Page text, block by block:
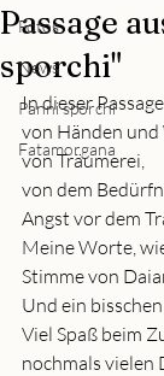
Fotos
News
Panni sporchi
Fatamorgana
Passage
sporchi"
In dieser
von Händen und
von Träumerei,
von dem
Angst vor dem
Meine Worte,
Stimme von
Und ein
Viel Spaß beim
nochmals vielen